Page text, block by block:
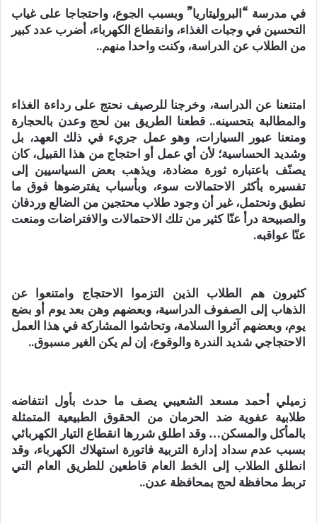
في مدرسة “البروليتاريا” وبسبب الجوع، واحتجاجا على غياب
التحسين في وجبات الغذاء، وانقطاع الكهرباء، أضرب عدد كبير
من الطلاب عن الدراسة، وكنت واحدا منهم..
امتنعنا عن الدراسة، وخرجنا للرصيف نحتج على رداءة الغذاء
والمطالبة بتحسينه.. قطعنا الطريق بين لحج وعدن بالحجارة
ومنعنا عبور السيارات، وهو عمل جريء في ذلك العهد، بل
وشديد الحساسية؛ لأن أي عمل أو احتجاج من هذا القبيل، كان
يصنّف باعتباره ثورة مضادة، ويذهب بعض السياسيين إلى
تفسيره بأكثر الاحتمالات سوء، وبأسباب يفترضوها فوق ما
نطيق ونحتمل، غير أن وجود طلاب محتجين من الضالع وردفان
والصبيحة درأ عنّا كثير من تلك الاحتمالات والافتراضات ومنعت
عنّا عواقبه.
كثيرون هم الطلاب الذين التزموا الاحتجاج وامتنعوا عن
الذهاب إلى الصفوف الدراسية، وبعضهم وهن بعد يوم أو بضع
يوم، وبعضهم آثروا السلامة، وتحاشوا المشاركة في هذا العمل
الاحتجاجي شديد الندرة والوقوع، إن لم يكن الغير مسبوق..
زميلي أحمد مسعد الشعيبي يصف ما حدث بأول انتفاضه
طلابية عفوية ضد الحرمان من الحقوق الطبيعية المتمثلة
بالمأكل والمسكن… وقد اطلق شررها انقطاع التيار الكهربائي
بسبب عدم سداد إدارة التربية فاتورة استهلاك الكهرباء، وقد
انطلق الطلاب إلى الخط العام قاطعين للطريق العام التي
تربط محافظة لحج بمحافظة عدن..